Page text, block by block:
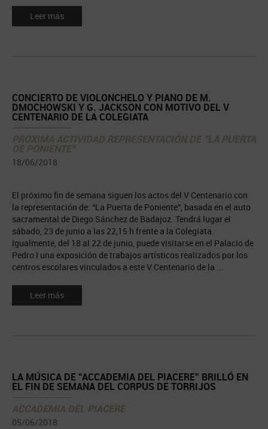
Leer más
CONCIERTO DE VIOLONCHELO Y PIANO DE M.
DMOCHOWSKI Y G. JACKSON CON MOTIVO DEL V
CENTENARIO DE LA COLEGIATA
PROXIMA ACTIVIDAD REPRESENTACIÓN DE "LA PUERTA
DE PONIENTE"
18/06/2018
El próximo fin de semana siguen los actos del V Centenario con
la representación de: “La Puerta de Poniente”, basada en el auto
sacramental de Diego Sánchez de Badajoz. Tendrá lugar el
sábado, 23 de junio a las 22,15 h frente a la Colegiata.
Igualmente, del 18 al 22 de junio, puede visitarse en el Palacio de
Pedro I una exposición de trabajos artísticos realizados por los
centros escolares vinculados a este V Centenario de la ...
Leer más
LA MÚSICA DE “ACCADEMIA DEL PIACERE” BRILLÓ EN
EL FIN DE SEMANA DEL CORPUS DE TORRIJOS
ACCADEMIA DEL PIACERE
05/06/2018